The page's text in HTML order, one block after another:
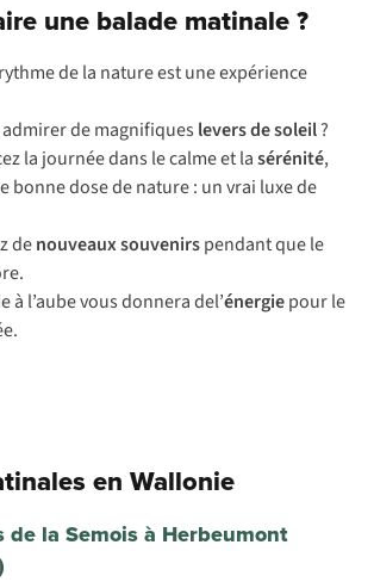
une balade matinale ?
de la nature est une expérience
admirer de magnifiques levers de soleil?
la journée dans le calme et lasérénité,
bonne dose de nature : un vrai luxe de
denouveaux souvenirspendant que le
à l’aube vous donnera del’énergiepour le
en Wallonie
de la Semois à Herbeumont